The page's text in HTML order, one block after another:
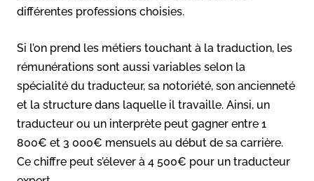
différentes professions choisies.
Si l’on prend les métiers touchant à la traduction, les
rémunérations sont aussi variables selon la
spécialité du traducteur, sa notoriété, son ancienneté
et la structure dans laquelle il travaille. Ainsi, un
traducteur ou un interprète peut gagner entre 1
800€ et 3 000€ mensuels au début de sa carrière.
Ce chiffre peut s’élever à 4 500€ pour un traducteur